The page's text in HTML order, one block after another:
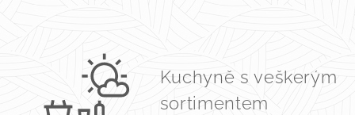
Kuchyně s veškerým
sortimentem